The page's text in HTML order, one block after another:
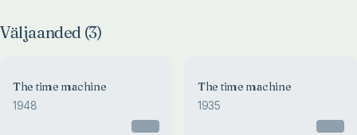
Väljaanded (3)
The time machine
1948
The time machine
1935